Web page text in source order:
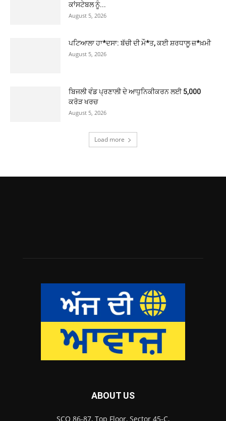
ਕਾਂਸਟੇਬਲ ਨੂੰ...
August 5, 2026
ਪਟਿਆਲਾ ਹਾ*ਦਸਾ: ਬੱਚੀ ਦੀ ਮੌ*ਤ, ਕਈ ਸ਼ਰਧਾਲੂ ਜ਼*ਖ਼ਮੀ
August 5, 2026
ਬਿਜਲੀ ਵੰਡ ਪ੍ਰਣਾਲੀ ਦੇ ਆਧੁਨਿਕੀਕਰਨ ਲਈ 5,000
ਕਰੋੜ ਖਰਚ
August 5, 2026
Load more
ABOUT US
SCO 86-87, Top Floor, Sector 45-C,